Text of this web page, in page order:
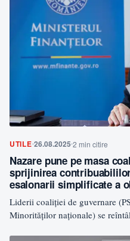
UTILE 26.08.2025 2 min citire
Nazare pune pe masa
sprijinirea
esalonarii simplificate a
Liderii coaliției de guvernare
Minorităților naționale) se